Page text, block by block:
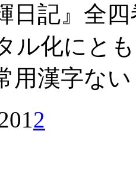
日記』全
ル化にと
用漢字な
12